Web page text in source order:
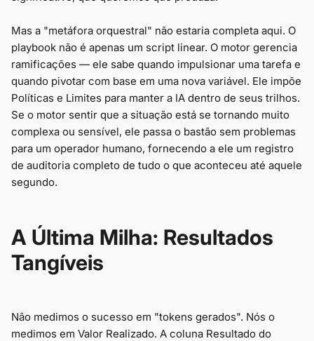
Mas a "metáfora orquestral" não estaria completa aqui. O
playbook não é apenas um script linear. O motor gerencia
ramificações — ele sabe quando impulsionar uma tarefa e
quando pivotar com base em uma nova variável. Ele impõe
Políticas e Limites para manter a IA dentro de seus trilhos.
Se o motor sentir que a situação está se tornando muito
complexa ou sensível, ele passa o bastão sem problemas
para um operador humano, fornecendo a ele um registro
de auditoria completo de tudo o que aconteceu até aquele
segundo.
A Última Milha: Resultados
Tangíveis
Não medimos o sucesso em "tokens gerados". Nós o
medimos em Valor Realizado. A coluna Resultado do